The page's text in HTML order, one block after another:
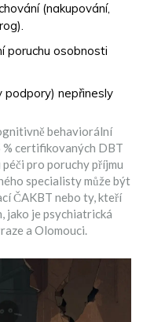
(nakupování,
poruchu osobnosti
podpory) nepřinesly
behaviorální
certifikovaných DBT
pro poruchy příjmu
specialisty může být
ČAKBT nebo ty, kteří
jako je psychiatrická
a Olomouci.